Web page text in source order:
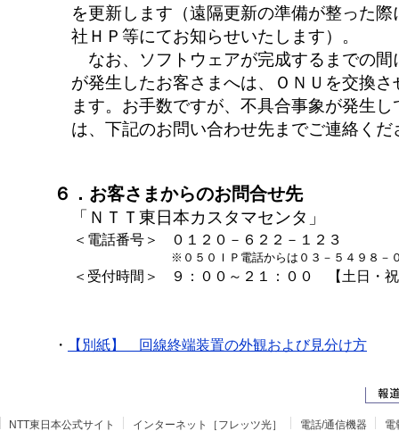
を更新します（遠隔更新の準備が整った際
社ＨＰ等にてお知らせいたします）。
なお、ソフトウェアが完成するまでの間
が発生したお客さまへは、ＯＮＵを交換さ
ます。お手数ですが、不具合事象が発生し
は、下記のお問い合わせ先までご連絡くだ
６．お客さまからのお問合せ先
「ＮＴＴ東日本カスタマセンタ」
＜電話番号＞ ０１２０－６２２－１２３
※０５０ＩＰ電話からは０３－５４９８－
＜受付時間＞ ９：００～２１：００ 【土日・
・ 【別紙】 回線終端装置の外観および見分け方
NTT東日本公式サイト インターネット［フレッツ光］ 電話/通信機器 電